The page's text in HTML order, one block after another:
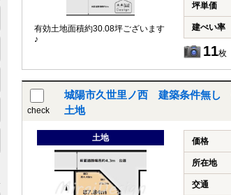
有効土地面積約30.08坪ございます
♪
坪単価
建ぺい率
11
check
城陽市久世里ノ西 建築条件無し
土地
土地 価格
所在地
交通